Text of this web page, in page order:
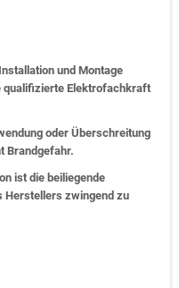
und Montage
qualifizierte Elektrofachkraft
oder Überschreitung
Brandgefahr.
ist die beiliegende
Herstellers zwingend zu